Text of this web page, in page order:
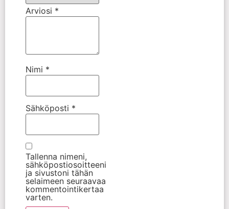
Arviosi *
Nimi *
Sähköposti *
Tallenna nimeni,
sähköpostiosoitteeni
ja sivustoni tähän
selaimeen seuraavaa
kommentointikertaa
varten.